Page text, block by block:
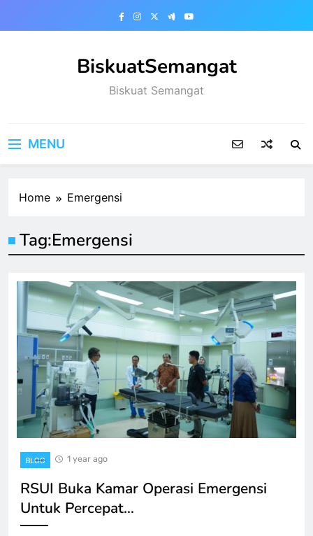
BiskuatSemangat
Biskuat Semangat
MENU
Home Emergensi
Tag:Emergensi
BLOG 1 year ago
RSUI Buka Kamar Operasi Emergensi
Untuk Percepat…